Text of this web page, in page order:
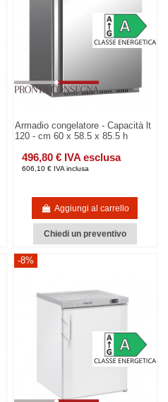
Armadio congelatore - Capacità lt
120 - cm 60 x 58.5 x 85.5 h
496,80 € IVA esclusa
606,10 € IVA inclusa
Aggiungi al carrello
Chiedi un preventivo
-8%